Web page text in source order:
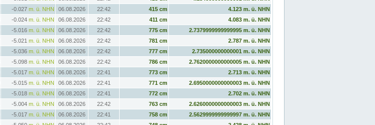
-0.027 m. ü. NHN 06.08.2026 22:42 415 cm
4.123 m. ü. NHN
-0.024 m. ü. NHN 06.08.2026 22:42 411 cm
4.083 m. ü. NHN
-5.016 m. ü. NHN 06.08.2026 22:42 775 cm
2.7379999999999995 m. ü. NHN
-5.021 m. ü. NHN 06.08.2026 22:42 781 cm
2.787 m. ü. NHN
-5.036 m. ü. NHN 06.08.2026 22:42 777 cm
2.735000000000001 m. ü. NHN
-5.098 m. ü. NHN 06.08.2026 22:42 786 cm
2.7620000000000005 m. ü. NHN
-5.017 m. ü. NHN 06.08.2026 22:41 773 cm
2.713 m. ü. NHN
-5.015 m. ü. NHN 06.08.2026 22:41 771 cm
2.6950000000000003 m. ü. NHN
-5.018 m. ü. NHN 06.08.2026 22:41 772 cm
2.702 m. ü. NHN
-5.004 m. ü. NHN 06.08.2026 22:42 763 cm
2.6260000000000003 m. ü. NHN
-5.017 m. ü. NHN 06.08.2026 22:41 758 cm
2.5629999999999997 m. ü. NHN